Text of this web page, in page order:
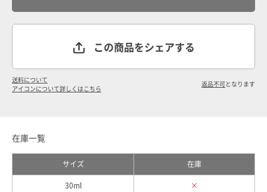
この商品をシェアする
送料について
アイコンについて詳しくはこちら
返品不可となります
在庫一覧
サイズ
在庫
30ml
×